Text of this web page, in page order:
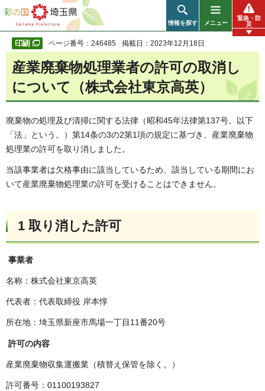
彩の国 埼玉県
情報を探す メニュー
緊急・防
災
ページ番号：246485 掲載日：2023年12月18日
産業廃棄物処理業者の許可の取消し
について（株式会社東京高英）
廃棄物の処理及び清掃に関する法律（昭和45年法律第137号。以下
「法」という。）第14条の3の2第1項の規定に基づき、産業廃棄物
処理業の許可を取り消しました。
当該事業者は欠格事由に該当しているため、該当している期間にお
いて産業廃棄物処理業の許可を受けることはできません。
1 取り消した許可
事業者
名称：株式会社東京高英
代表者：代表取締役 岸本惇
所在地：埼玉県新座市馬場一丁目11番20号
許可の内容
産業廃棄物収集運搬業（積替え保管を除く。）
許可番号：01100193827